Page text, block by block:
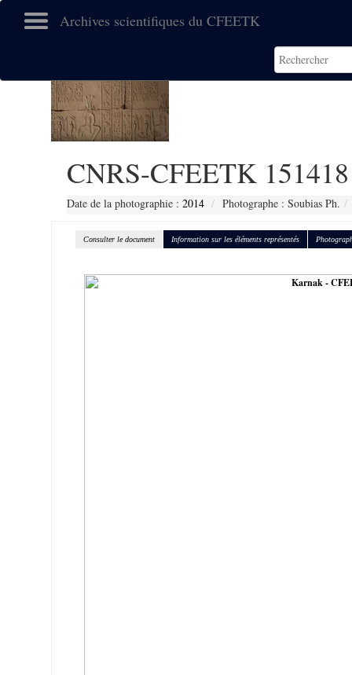
Archives scientifiques du CFEETK
CNRS-CFEETK 151418
Date de la photographie : 2014 Photographe : Soubias Ph.
Consulter le document Information sur les éléments représentés